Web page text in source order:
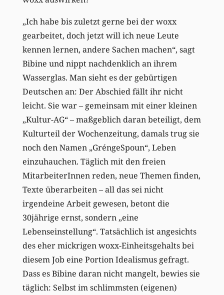
„Ich habe bis zuletzt gerne bei der woxx
gearbeitet, doch jetzt will ich neue Leute
kennen lernen, andere Sachen machen“, sagt
Bibine und nippt nachdenklich an ihrem
Wasserglas. Man sieht es der gebürtigen
Deutschen an: Der Abschied fällt ihr nicht
leicht. Sie war – gemeinsam mit einer kleinen
„Kultur-AG“ – maßgeblich daran beteiligt, dem
Kulturteil der Wochenzeitung, damals trug sie
noch den Namen „GréngeSpoun“, Leben
einzuhauchen. Täglich mit den freien
MitarbeiterInnen reden, neue Themen finden,
Texte überarbeiten – all das sei nicht
irgendeine Arbeit gewesen, betont die
30jährige ernst, sondern „eine
Lebenseinstellung“. Tatsächlich ist angesichts
des eher mickrigen woxx-Einheitsgehalts bei
diesem Job eine Portion Idealismus gefragt.
Dass es Bibine daran nicht mangelt, bewies sie
täglich: Selbst im schlimmsten (eigenen)